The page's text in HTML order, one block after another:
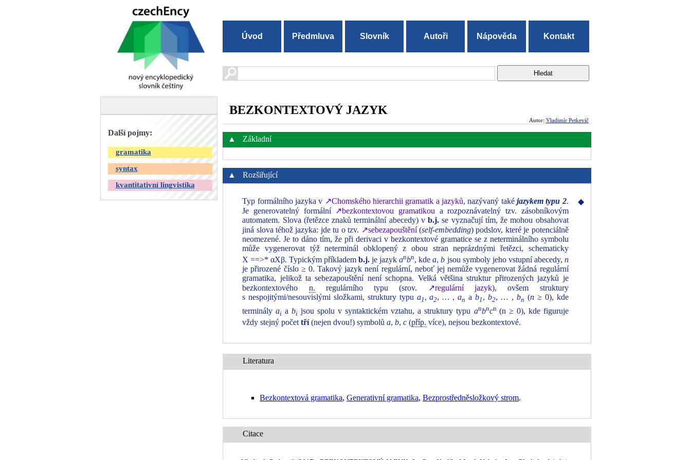
Úvod Předmluva Slovník Autoři Nápověda Kontakt
BEZKONTEXTOVÝ JAZYK
Autor: Vladimír Petkevič
▲ Základní
▲ Rozšiřující
Typ formálního jazyka v ↗Chomského hierarchii gramatik a jazyků, nazývaný také jazykem typu 2.
Je generovatelný formální ↗bezkontextovou gramatikou a rozpoznávatelný tzv. zásobníkovým
automatem. Slova (řetězce znaků terminální abecedy) vb.j. se vyznačují tím, že mohou obsahovat
jiná slova téhož jazyka: jde tu o tzv. ↗sebezapouštění(self‑embedding) podslov, které je potenciálně
neomezené. Je to dáno tím, že při derivaci v bezkontextové gramatice se z neterminálního symbolu
může vygenerovat týž neterminál obklopený z obou stran neprázdnými řetězci, schematicky
X ==>* αXβ. Typickým příklademb.j. je jazykanbn, kdea,b jsou symboly jeho vstupní abecedy, n
je přirozené číslo ≥ 0. Takový jazyk není regulární, neboť jej nemůže vygenerovat žádná regulární
gramatika, jelikož ta sebezapouštění není schopna. Velká většina struktur přirozených jazyků je
bezkontextového n. regulárního typu (srov. ↗regulární jazyk), ovšem struktury
s nespojitými/nesouvislými složkami, struktury typu a1 ,a2,… , an a b1 , b2, … ,bn (n ≥ 0), kde
terminályai abi jsou spolu v syntaktickém vztahu, a struktury typu anbncn (n ≥ 0), kde figuruje
vždy stejný počettří(nejen dvou!) symbolůa,b,c (příp. více), nejsou bezkontextové.
◆
Literatura
Bezkontextová gramatika,Generativní gramatika,Bezprostředněsložkový strom.
Citace
Další pojmy:
gramatika
syntax
kvantitativní lingvistika